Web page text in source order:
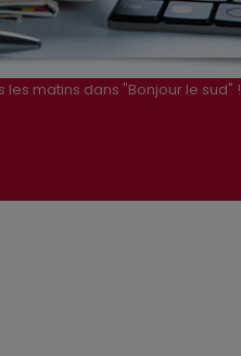
les matins dans "Bonjour le sud" !